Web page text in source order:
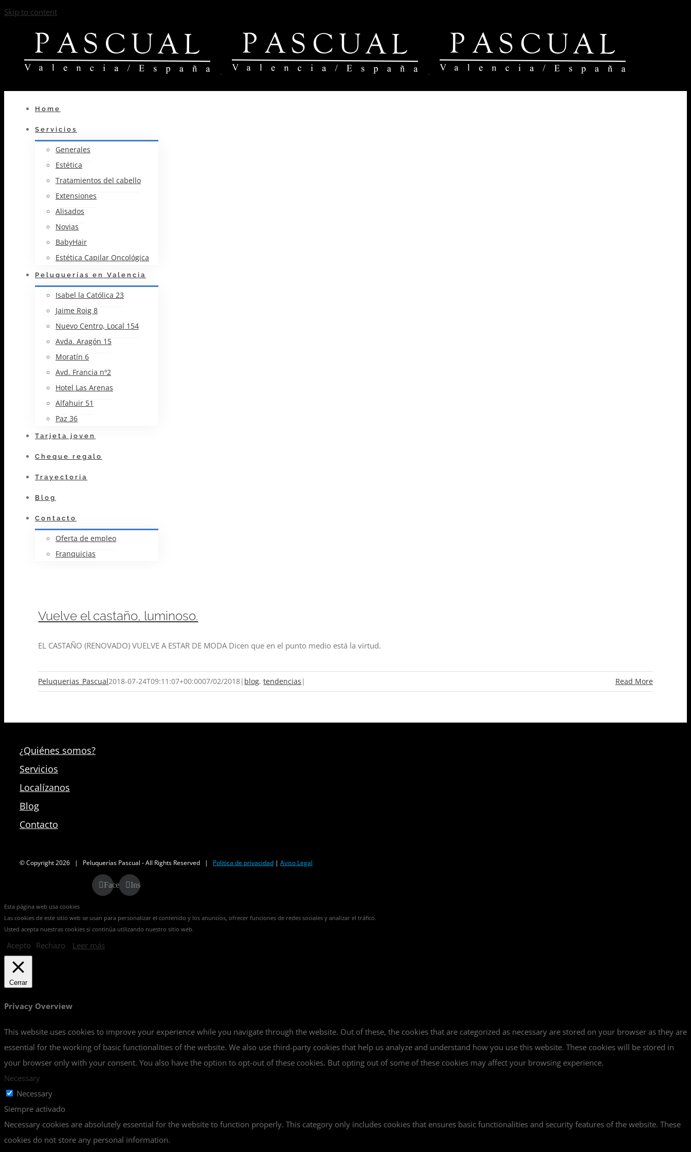
Skip to content
Home
Servicios
Generales
Estética
Tratamientos del cabello
Extensiones
Alisados
Novias
BabyHair
Estética Capilar Oncológica
Peluquerías en Valencia
Isabel la Católica 23
Jaime Roig 8
Nuevo Centro, Local 154
Avda. Aragón 15
Moratín 6
Avd. Francia nº2
Hotel Las Arenas
Alfahuir 51
Paz 36
Tarjeta joven
Cheque regalo
Trayectoria
Blog
Contacto
Oferta de empleo
Franquicias
Vuelve el castaño, luminoso.
EL CASTAÑO (RENOVADO) VUELVE A ESTAR DE MODA Dicen que en el punto medio está la virtud.
Peluquerias_Pascual2018-07-24T09:11:07+00:0007/02/2018| blog,tendencias | Read More
¿Quiénes somos?
Servicios
Localízanos
Blog
Contacto
© Copyright2026 | Peluquerías Pascual - All Rights Reserved | Politica de privacidad | Aviso Legal
FacebookInstagram
Esta página web usa cookies
Las cookies de este sitio web se usan para personalizar el contenido y los anuncios, ofrecer funciones de redes sociales y analizar el tráfico.
Usted acepta nuestras cookies si continúa utilizando nuestro sitio web.
Acepto Rechazo Leer más
Cerrar
Privacy Overview
This website uses cookies to improve your experience while you navigate through the website. Out of these, the cookies that are categorized as necessary are stored on your browser as they are
essential for the working of basic functionalities of the website. We also use third-party cookies that help us analyze and understand how you use this website. These cookies will be stored in
your browser only with your consent. You also have the option to opt-out of these cookies. But opting out of some of these cookies may affect your browsing experience.
Necessary
Necessary
Siempre activado
Necessary cookies are absolutely essential for the website to function properly. This category only includes cookies that ensures basic functionalities and security features of the website. These
cookies do not store any personal information.